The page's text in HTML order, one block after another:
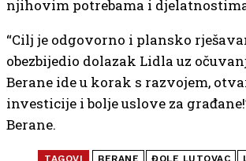
njihovim potrebama i
“Cilj je odgovorno i plansko
obezbijedio dolazak Lidla uz
Berane ide u korak s razvojem,
investicije i bolje uslove za
Berane.
TAGOVI BERANE ĐOLE LUTOVAC